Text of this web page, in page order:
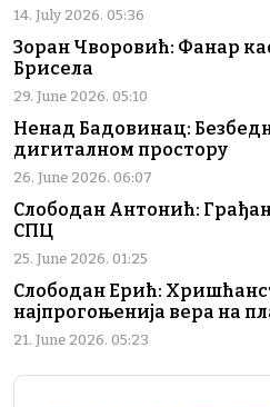
14. July 2026. 05:36
Зоран Чворовић: Фанар
Брисела
29. June 2026. 05:10
Ненад Бадовинац:
дигиталном простору
26. June 2026. 06:07
Слободан Антонић:
СПЦ
25. June 2026. 01:25
Слободан Ерић:
најпрогоњенија вера на
21. June 2026. 05:23